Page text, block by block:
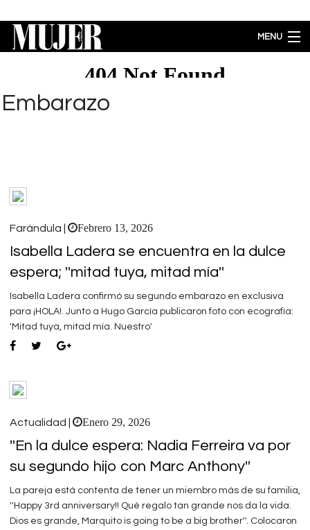
MENU
BIENESTAR
ENTRETENIMIENTO
EMPODERAMIENTO
Brecha salarial por género se ubica en 5.77% a favor de los hombres
Embarazo
Farándula | Febrero 13, 2026
Isabella Ladera se encuentra en la dulce
espera; ''mitad tuya, mitad mía''
Isabella Ladera confirmó su segundo embarazo en exclusiva
para ¡HOLA!. Junto a Hugo García publicaron foto con ecografía:
'Mitad tuya, mitad mía. Nuestro'
Actualidad | Enero 29, 2026
''En la dulce espera: Nadia Ferreira va por
su segundo hijo con Marc Anthony''
La pareja está contenta de tener un miembro más de su familia,
''Happy 3rd anniversary!! Qué regalo tan grande nos da la vida.
Dios es grande, Marquito is going to be a big brother''. Colocaron